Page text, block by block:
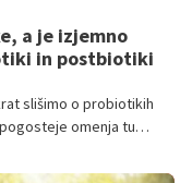
a je izjemno
in postbiotiki
slišimo o probiotikih
omenja tudi
jim namenjamo vse